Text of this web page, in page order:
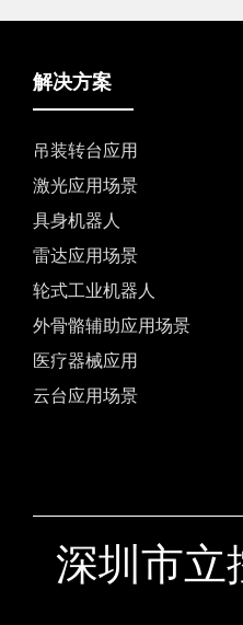
解决方案
吊装转台应用
激光应用场景
具身机器人
雷达应用场景
轮式工业机器人
外骨骼辅助应用场景
医疗器械应用
云台应用场景
深圳市